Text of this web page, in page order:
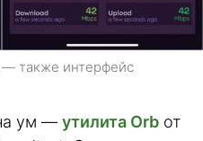
— также интерфейс
ум — утилита Orb от